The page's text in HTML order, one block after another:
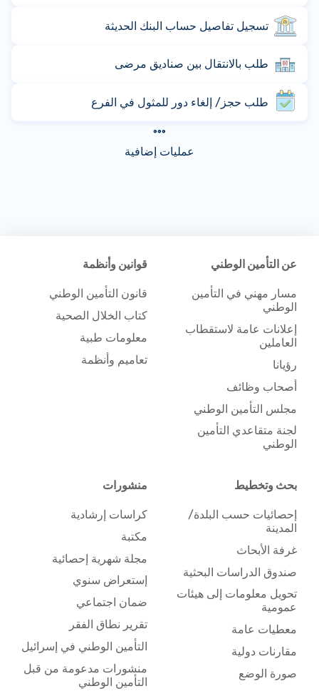
تسجيل تفاصيل حساب البنك الحديثة
طلب بالانتقال بين صناديق مرضى
طلب حجز/ إلغاء دور للمثول في الفرع
عمليات إضافية
عن التأمين الوطني
مسار مهني في التأمين
الوطني
إعلانات عامة لاستقطاب
العاملين
رؤيانا
أصحاب وظائف
مجلس التأمين الوطني
لجنة متقاعدي التأمين
الوطني
قوانين وأنظمة
قانون التأمين الوطني
كتاب الخلال الصحية
معلومات طبية
تعاميم وأنظمة
بحث وتخطيط
إحصائيات حسب البلدة/
المدينة
غرفة الأبحاث
صندوق الدراسات البحثية
تحويل معلومات إلى هيئات
عمومية
معطيات عامة
مقارنات دولية
صورة الوضع
منشورات
كراسات إرشادية
مكتبة
مجلة شهرية إحصائية
إستعراض سنوي
ضمان اجتماعي
تقرير نطاق الفقر
التأمين الوطني في إسرائيل
منشورات مدعومة من قبل
التأمين الوطني